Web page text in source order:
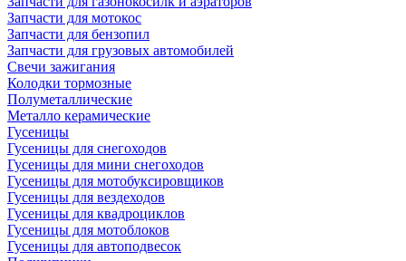
Запчасти для мотокос
Запчасти для бензопил
Запчасти для грузовых автомобилей
Свечи зажигания
Колодки тормозные
Полуметаллические
Металло керамические
Гусеницы
Гусеницы для снегоходов
Гусеницы для мини снегоходов
Гусеницы для мотобуксировщиков
Гусеницы для вездеходов
Гусеницы для квадроциклов
Гусеницы для мотоблоков
Гусеницы для автоподвесок